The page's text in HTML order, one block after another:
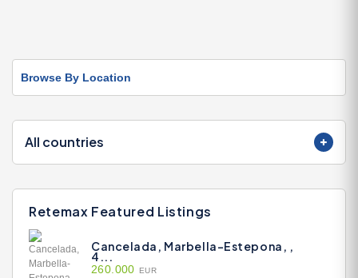
Browse By Location
All countries
Retemax Featured Listings
Cancelada, Marbella-Estepona, ,
4...
260.000 EUR